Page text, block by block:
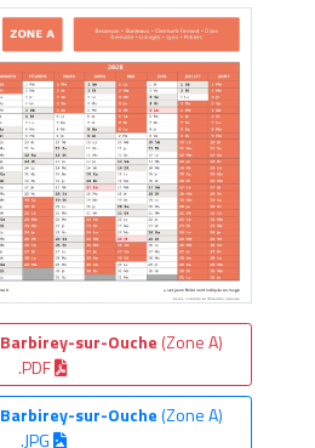
Barbirey-sur-Ouche (Zone A)
.PDF
Barbirey-sur-Ouche(Zone A)
.JPG